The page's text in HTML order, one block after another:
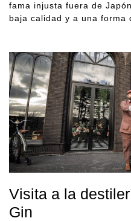
fama injusta fuera de
baja calidad y a una forma
Visita a la
Gin